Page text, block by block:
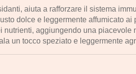
aiuta a rafforzare il sistema
dolce e leggermente affumicato ai
aggiungendo una piacevole
un tocco speziato e leggermente